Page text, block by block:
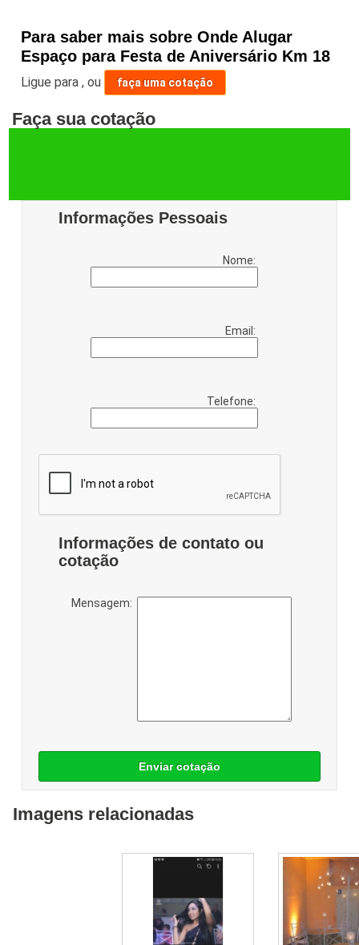
Para saber mais sobre Onde Alugar
Espaço para Festa de Aniversário Km 18
Ligue para,ou faça uma cotação
Faça sua cotação
Informações Pessoais
Nome:
Email:
Telefone:
Informações de contato ou
cotação
Mensagem:
Enviar cotação
Imagens relacionadas